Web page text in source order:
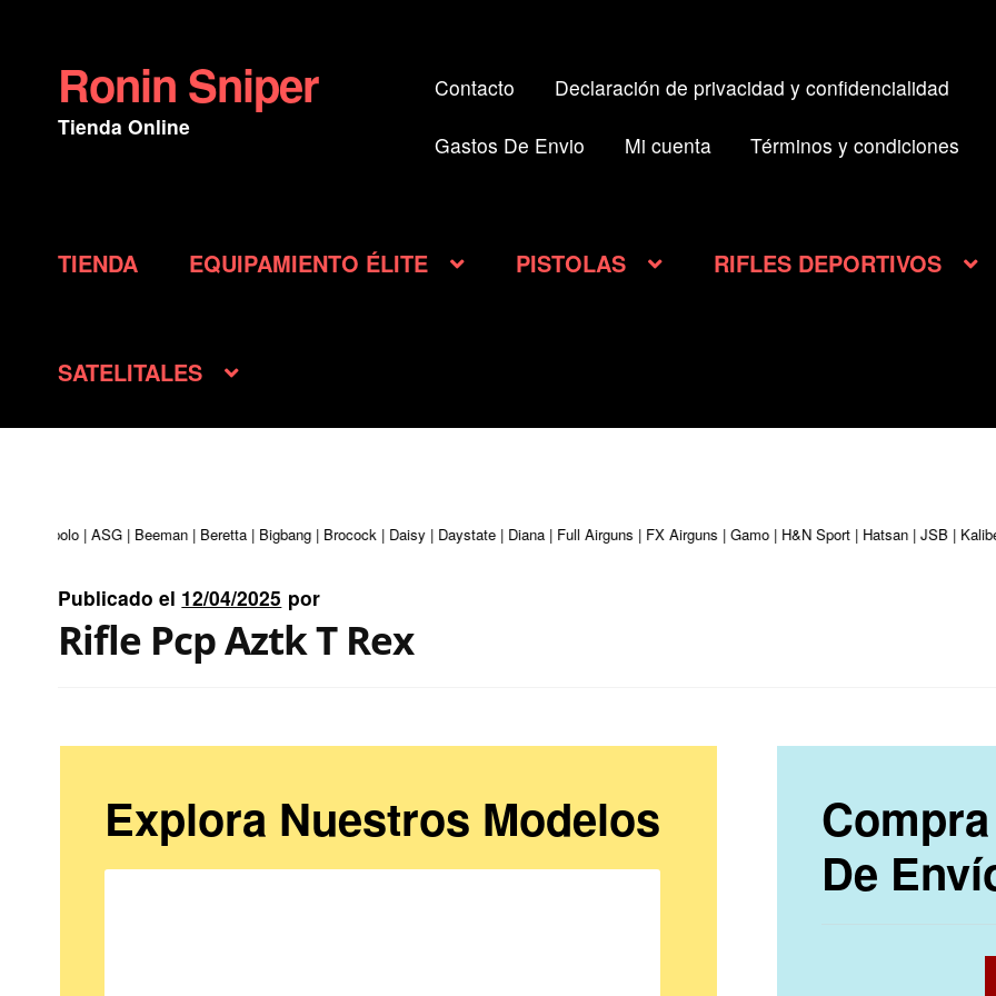
Ir
a
la
Ir
al
contenido
Ronin Sniper
Tienda Online
Contacto Declaración de privacidad y confidencialidad
Gastos De Envio Mi cuenta Términos y condiciones
TIENDA EQUIPAMIENTO ÉLITE PISTOLAS RIFLES DEPORTIVOS
SATELITALES
| Apolo | ASG | Beeman | Beretta | Bigbang | Brocock | Daisy | Daystate | Diana | Full Airguns | FX Airguns | Gamo | H&N Sport | Hatsan | JSB |
Publicado el 12/04/2025 por
Rifle Pcp Aztk T Rex
Explora Nuestros Modelos
De